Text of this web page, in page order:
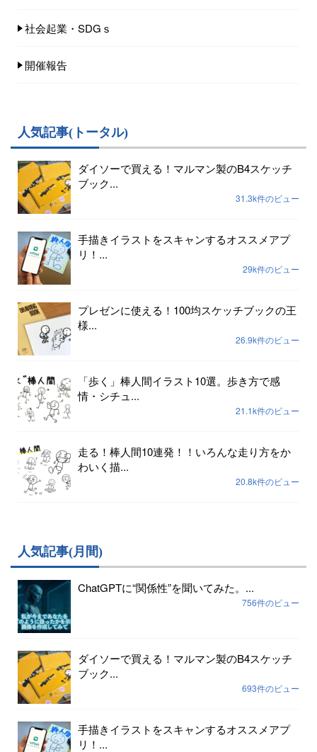
社会起業・SDGｓ
開催報告
人気記事(トータル)
ダイソーで買える！マルマン製のB4スケッチ
ブック...
31.3k件のビュー
手描きイラストをスキャンするオススメアプ
リ！...
29k件のビュー
プレゼンに使える！100均スケッチブックの王
様...
26.9k件のビュー
「歩く」棒人間イラスト10選。歩き方で感
情・シチュ...
21.1k件のビュー
走る！棒人間10連発！！いろんな走り方をか
わいく描...
20.8k件のビュー
人気記事(月間)
ChatGPTに“関係性”を聞いてみた。...
756件のビュー
ダイソーで買える！マルマン製のB4スケッチ
ブック...
693件のビュー
手描きイラストをスキャンするオススメアプ
リ！...